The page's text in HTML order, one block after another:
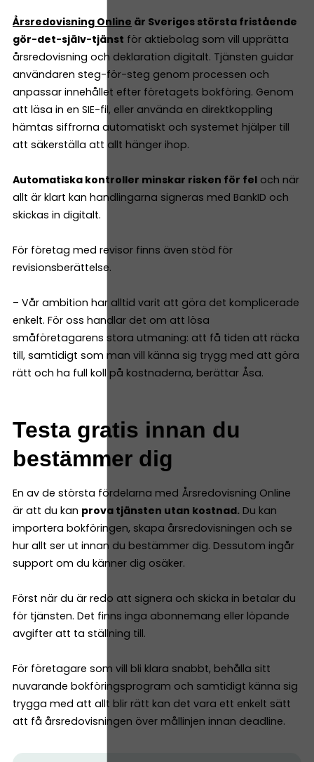
Årsredovisning Online är Sveriges största fristående
gör-det-själv-tjänst för aktiebolag som vill upprätta
årsredovisning och deklaration digitalt. Tjänsten guidar
användaren steg-för-steg genom processen och
anpassar innehållet efter företagets bokföring. Genom
att läsa in en SIE-fil, eller använda en direktkoppling
hämtas siffrorna automatiskt och systemet hjälper till
att säkerställa att allt hänger ihop.
Automatiska kontroller minskar risken för fel och när
allt är klart kan handlingarna signeras med BankID och
skickas in digitalt.
För företag med revisor finns även stöd för
revisionsberättelse.
– Vår ambition har alltid varit att göra det komplicerade
enkelt. För oss handlar det om att lösa
småföretagarens stora utmaning: att få tiden att räcka
till, samtidigt som man vill känna sig trygg med att göra
rätt och ha full koll på kostnaderna, berättar Åsa.
Testa gratis innan du
bestämmer dig
En av de största fördelarna med Årsredovisning Online
är att du kan prova tjänsten utan kostnad. Du kan
importera bokföringen, skapa årsredovisningen och se
hur allt ser ut innan du bestämmer dig. Dessutom ingår
support om du känner dig osäker.
Först när du är redo att signera och skicka in betalar du
för tjänsten. Det finns inga abonnemang eller löpande
avgifter att ta ställning till.
För företagare som vill bli klara snabbt, behålla sitt
nuvarande bokföringsprogram och samtidigt känna sig
trygga med att allt blir rätt kan det vara ett enkelt sätt
att få årsredovisningen över mållinjen innan deadline.